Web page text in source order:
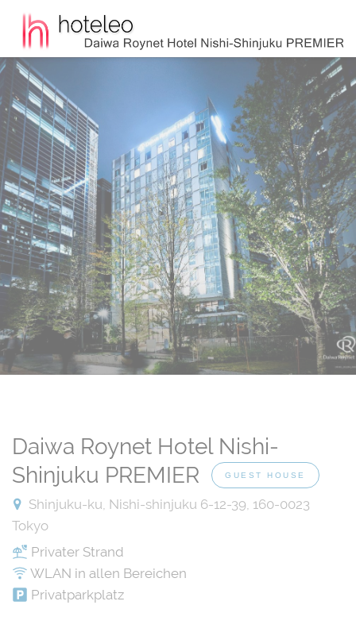
Daiwa Roynet Hotel Nishi-
Shinjuku PREMIER
GUEST HOUSE
Shinjuku-ku, Nishi-shinjuku 6-12-39, 160-0023
Tokyo
Privater Strand
WLAN in allen Bereichen
Privatparkplatz